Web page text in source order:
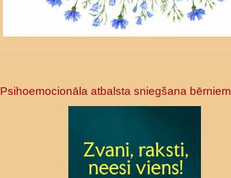
Psihoemocionāla atbalsta sniegšana bērniem